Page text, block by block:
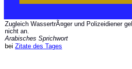
Zugleich WassertrÃ¤ger und Polizeidiener
nicht an.
Arabisches Sprichwort
bei Zitate des Tages